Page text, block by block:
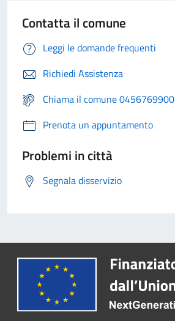
Contatta il comune
Leggi le domande frequenti
Richiedi Assistenza
Chiama il comune 0456769900
Prenota un appuntamento
Problemi in città
Segnala disservizio